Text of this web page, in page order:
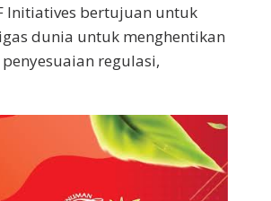
Initiatives bertujuan untuk
dunia untuk menghentikan
regulasi,